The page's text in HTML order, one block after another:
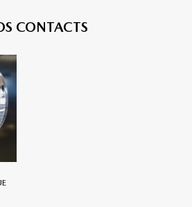
CONTACTS